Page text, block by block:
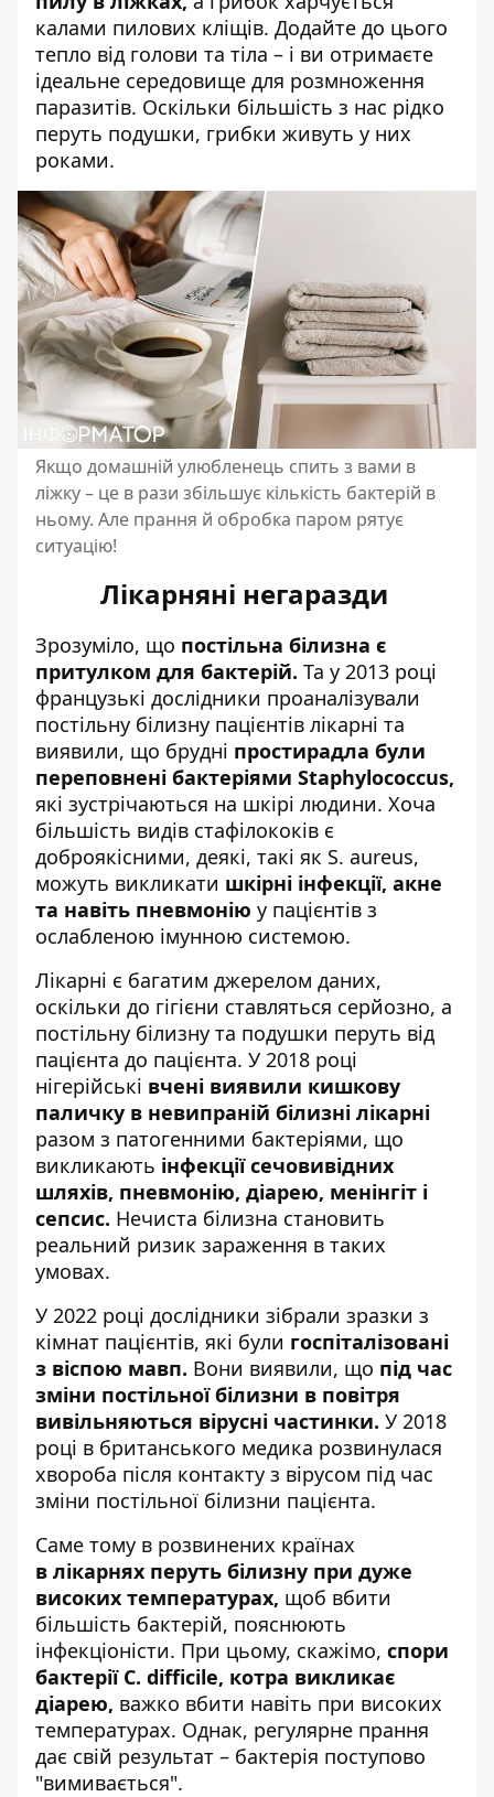
калами пилових кліщів. Додайте до цього
тепло від голови та тіла – і ви отримаєте
ідеальне середовище для розмноження
паразитів. Оскільки більшість з нас рідко
перуть подушки, грибки живуть у них
роками.
Якщо домашній улюбленець спить з вами в
ліжку – це в рази збільшує кількість бактерій в
ньому. Але прання й обробка паром рятує
ситуацію!
Лікарняні негаразди
Зрозуміло, що постільна білизна є
притулком для бактерій. Та у 2013 році
французькі дослідники проаналізували
постільну білизну пацієнтів лікарні та
виявили, що брудні простирадла були
переповнені бактеріями Staphylococcus,
які зустрічаються на шкірі людини. Хоча
більшість видів стафілококів є
доброякісними, деякі, такі як S. aureus,
можуть викликати шкірні інфекції, акне
та навіть пневмонію у пацієнтів з
ослабленою імунною системою.
Лікарні є багатим джерелом даних,
оскільки до гігієни ставляться серйозно, а
постільну білизну та подушки перуть від
пацієнта до пацієнта. У 2018 році
нігерійські вчені виявили кишкову
паличку в невипраній білизні лікарні
разом з патогенними бактеріями, що
викликають інфекції сечовивідних
шляхів, пневмонію, діарею, менінгіт і
сепсис. Нечиста білизна становить
реальний ризик зараження в таких
умовах.
У 2022 році дослідники зібрали зразки з
кімнат пацієнтів, які були госпіталізовані
з віспою мавп. Вони виявили, що під час
зміни постільної білизни в повітря
вивільняються вірусні частинки. У 2018
році в британського медика розвинулася
хвороба після контакту з вірусом під час
зміни постільної білизни пацієнта.
Саме тому в розвинених країнах
в лікарнях перуть білизну при дуже
високих температурах, щоб вбити
більшість бактерій, пояснюють
інфекціоністи. При цьому, скажімо, спори
бактерії C. difficile, котра викликає
діарею, важко вбити навіть при високих
температурах. Однак, регулярне прання
дає свій результат – бактерія поступово
"вимивається".